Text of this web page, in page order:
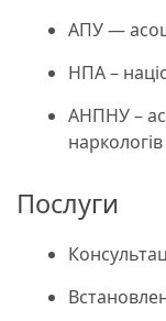
АПУ —
НПА –
АНПНУ –
Послуги